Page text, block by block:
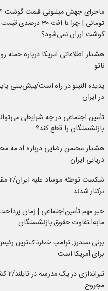
تومانی | چرا با افت ۳۰
گوشت ارزان نمی‌شود؟
هشدار اطلاعاتی آمریکا درباره حمله
ناتو
پدیده النینو در راه است/پیش‌بینی
در ایران
تأمین اجتماعی در چه شرایطی
بازنشستگان را قطع کند؟
هشدار محسن رضایی درباره ادامه
دریایی ایران
شکست
برکنار شدند
خبر مهم تأمین‌اجتماعی | زمان
مابه‌التفاوت حقوق بازنشستگان
برنی سندرز: ترامپ خطرناک‌ترین
برای آمریکا است
مجروح